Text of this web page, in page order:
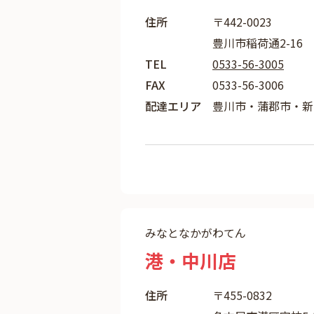
住所
〒442-0023
豊川市稲荷通2-16
TEL
0533-56-3005
FAX
0533-56-3006
配達エリア
豊川市・蒲郡市・
みなとなかがわてん
港・中川店
住所
〒455-0832